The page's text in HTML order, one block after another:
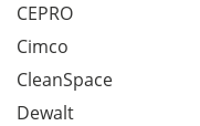
CEPRO
Cimco
CleanSpace
Dewalt